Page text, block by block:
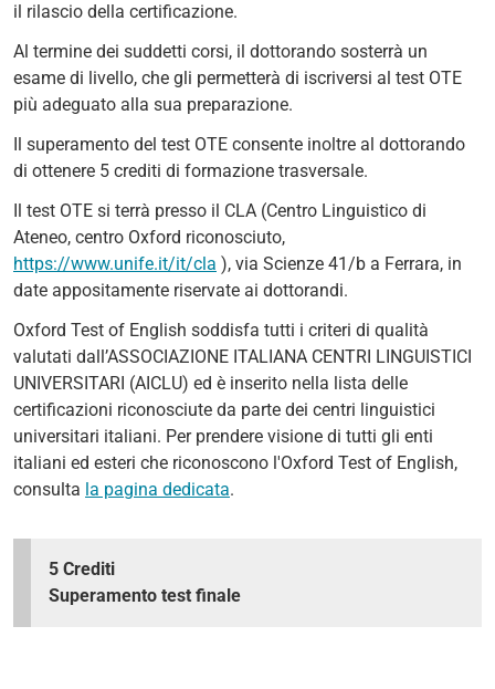
il rilascio della certificazione.
Al termine dei suddetti corsi, il dottorando sosterrà un
esame di livello, che gli permetterà di iscriversi al test OTE
più adeguato alla sua preparazione.
Il superamento del test OTE consente inoltre al dottorando
di ottenere 5 crediti di formazione trasversale.
Il test OTE si terrà presso il CLA (Centro Linguistico di
Ateneo, centro Oxford riconosciuto,
https://www.unife.it/it/cla ), via Scienze 41/b a Ferrara, in
date appositamente riservate ai dottorandi.
Oxford Test of English soddisfa tutti i criteri di qualità
valutati dall’ASSOCIAZIONE ITALIANA CENTRI LINGUISTICI
UNIVERSITARI (AICLU) ed è inserito nella lista delle
certificazioni riconosciute da parte dei centri linguistici
universitari italiani. Per prendere visione di tutti gli enti
italiani ed esteri che riconoscono l'Oxford Test of English,
consulta la pagina dedicata.
5 Crediti
Superamento test finale